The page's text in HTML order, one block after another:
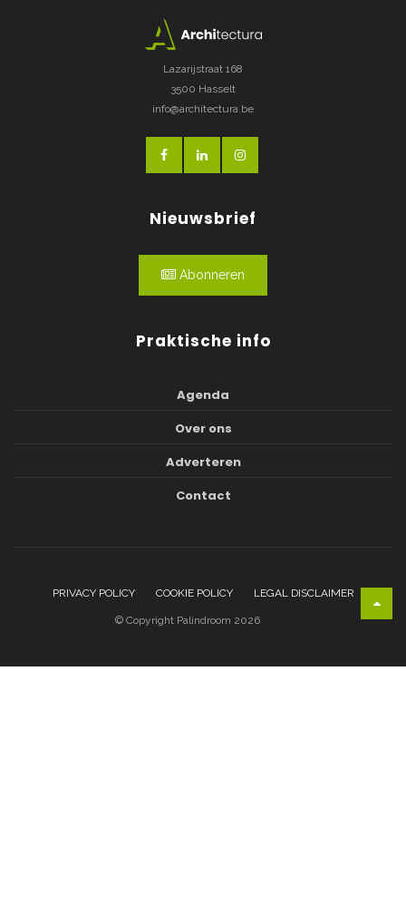
Lazarijstraat 168
3500 Hasselt
info@architectura.be
Nieuwsbrief
Abonneren
Praktische info
Agenda
Over ons
Adverteren
Contact
PRIVACY POLICY COOKIE POLICY LEGAL DISCLAIMER
© Copyright Palindroom 2026